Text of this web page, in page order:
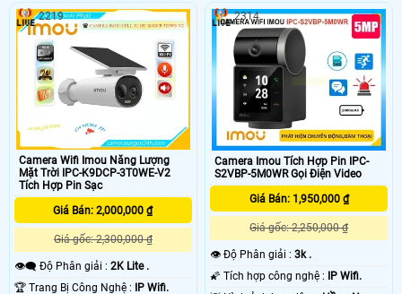
Camera Wifi Imou Năng Lượng
Mặt Trời IPC-K9DCP-3T0WE-V2
Tích Hợp Pin Sạc
Giá Bán: 2,000,000 ₫
Giá gốc: 2,300,000 ₫
👁️‍🗨 Độ Phân giải : 2K Lite .
🏆 Trang Bị Công Nghệ : IP Wifi.
2219
Camera Imou Tích Hợp Pin IPC-
S2VBP-5M0WR Gọi Điện Video
Giá Bán: 1,950,000 ₫
Giá gốc: 2,250,000 ₫
👁 Độ Phân giải :3k .
🌠 Tích hợp công nghệ :
IP Wifi.
2314